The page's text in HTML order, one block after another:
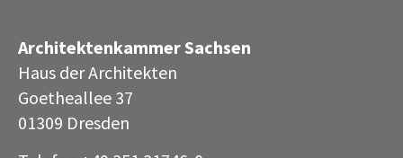
Architektenkammer Sachsen
Haus der Architekten
Goetheallee 37
01309 Dresden